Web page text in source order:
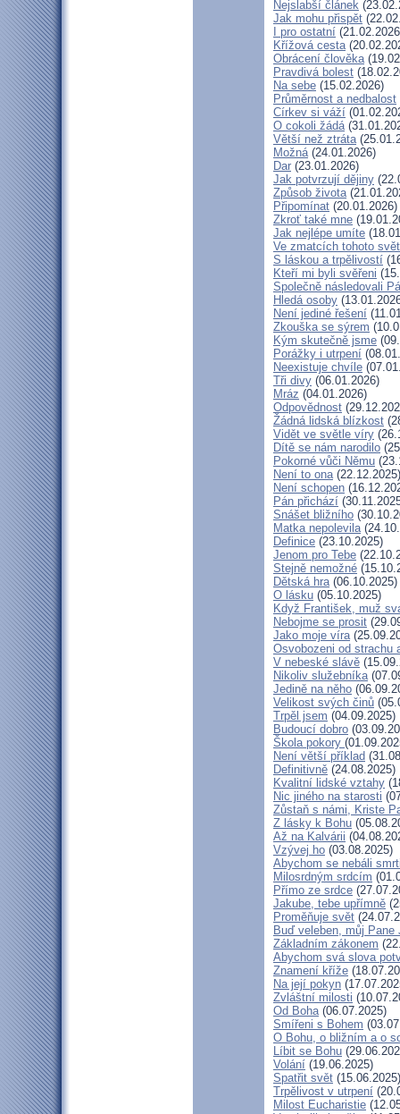
Nejslabší článek
Jak mohu přispět
I pro ostatní
Křížová cesta
Obrácení člověka
Pravdivá bolest
Na sebe (15.02.2026)
Průměrnost a nedbalost
Církev si váží
O cokoli žádá
Větší než ztráta
Možná(24.01.2026)
Dar (23.01.2026)
Jak potvrzují dějiny
Způsob života
Připomínat (20.01.2026)
Zkroť také mne
Jak nejlépe umíte
Ve zmatcích tohoto
S láskou a trpělivostí
Kteří mi byli svěřeni
Společně následovali
Hledá osoby
Není jediné řešení
Zkouška se sýrem
Kým skutečně jsme
Porážky i utrpení
Neexistuje chvíle
Tři divy (06.01.2026)
Mráz (04.01.2026)
Odpovědnost
Žádná lidská blízkost
Vidět ve světle víry
Dítě se nám narodilo
Pokorné vůči Němu
Není to ona(22.12.2025)
Není schopen
Pán přichází
Snášet bližního
Matka nepolevila
Definice (23.10.2025)
Jenom pro Tebe
Stejně nemožné
Dětská hra(06.10.2025)
O lásku (05.10.2025)
Když František, muž
Nebojme se prosit
Jako moje víra
Osvobozeni od strachu
V nebeské slávě
Nikoliv služebníka
Jedině na něho
Velikost svých činů
Trpěl jsem (04.09.2025)
Budoucí dobro
Škola pokory
Není větší příklad
Definitivně (24.08.2025)
Kvalitní lidské vztahy
Nic jiného na starosti
Zůstaň s námi, Kriste
Z lásky k Bohu
Až na Kalvárii
Vzývej ho (03.08.2025)
Abychom se nebáli
Milosrdným srdcím
Přímo ze srdce
Jakube, tebe upřímně
Proměňuje svět
Buď veleben, můj
Základním zákonem
Abychom svá slova
Znamení kříže
Na její pokyn
Zvláštní milosti
Od Boha(06.07.2025)
Smířeni s Bohem
O Bohu, o bližním a o
Líbit se Bohu
Volání (19.06.2025)
Spatřit svět (15.06.2025)
Trpělivost v utrpení
Milost Eucharistie